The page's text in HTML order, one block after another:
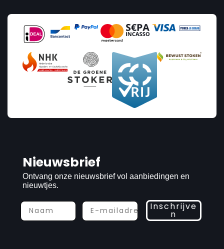
Nieuwsbrief
Ontvang onze nieuwsbrief vol aanbiedingen en
nieuwtjes.
Inschrijve
n